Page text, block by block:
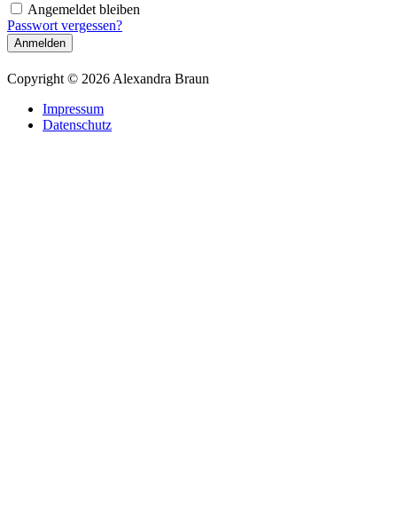
Angemeldet bleiben
Passwort vergessen?
Anmelden
Copyright © 2026 Alexandra Braun
Impressum
Datenschutz